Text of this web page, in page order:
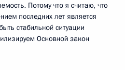
Потому что я считаю, что
последних лет является
стабильной ситуации
Основной закон